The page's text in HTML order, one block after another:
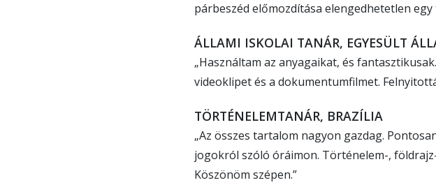
párbeszéd előmozdítása elengedhetetlen
ÁLLAMI ISKOLAI TANÁR, EGYESÜLT
„Használtam az anyagaikat, és
videoklipet és a dokumentumfilmet.
TÖRTÉNELEMTANÁR, BRAZÍLIA
„Az összes tartalom nagyon gazdag.
jogokról szóló óráimon. Történelem-,
Köszönöm szépen.”